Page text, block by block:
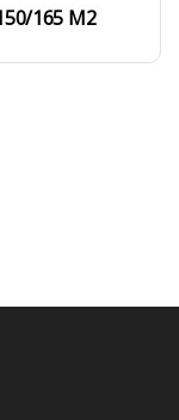
165 M2